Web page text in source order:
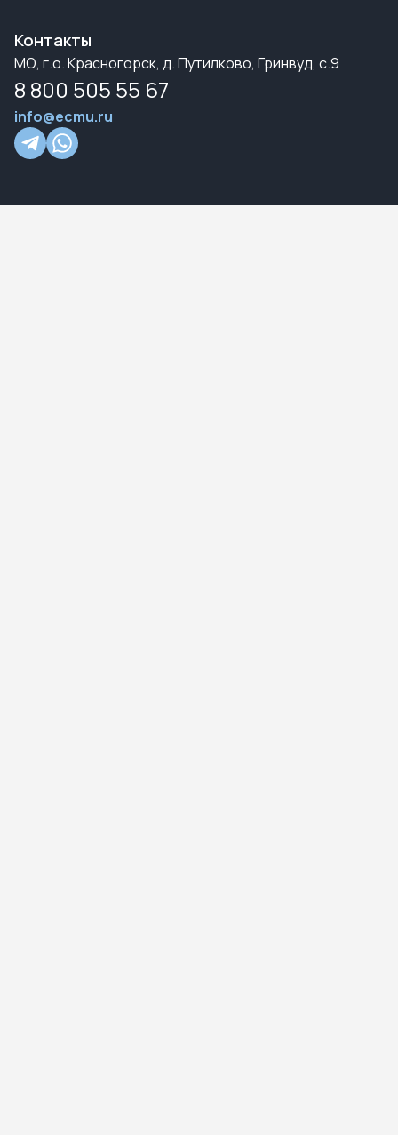
Контакты
МО, г.о. Красногорск, д. Путилково, Гринвуд, с.9
8 800 505 55 67
info@ecmu.ru